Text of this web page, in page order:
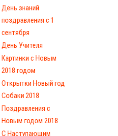
День знаний
поздравления с 1
сентября
День Учителя
Картинки с Новым
2018 годом
Открытки Новый год
Собаки 2018
Поздравления с
Новым годом 2018
С Наступающим